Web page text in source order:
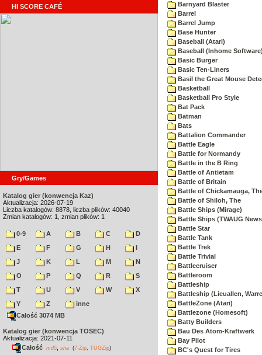
HI SCORE CAFÉ
Gry/Games
Katalog gier (konwencja Kaz)
Aktualizacja: 2026-07-19
Liczba katalogów: 8878, liczba plików: 40040
Zmian katalogów: 1, zmian plików: 1
0-9 A B C
D
E
F G H
I
J
K L M
N
O
P Q R
S
T
U V W
X
Y
Z
inne
Całość 3074 MB
Katalog gier (konwencja TOSEC)
Aktualizacja: 2021-07-11
Całość md5 sha (7-Zip TUGZip)
Barnyard Blaster
Barrel
Barrel Jump
Base Hunter
Baseball (Atari)
Baseball (Inhome
Basic Burger
Basic Ten-Liners
Basil the Great Mouse
Basketball
Basketball Pro Style
Bat Pack
Batman
Bats
Battalion Commander
Battle Eagle
Battle for Normandy
Battle in the B Ring
Battle of Antietam
Battle of Britain
Battle of Chickamauga,
Battle of Shiloh, The
Battle Ships (Mirage)
Battle Ships (TWAUG
Battle Star
Battle Tank
Battle Trek
Battle Trivial
Battlecruiser
Battleroom
Battleship
Battleship (Lieuallen,
BattleZone (Atari)
Battlezone (Homesoft)
Batty Builders
Bau Des Atom-Kraftwerk
Bay Pilot
BC's Quest for Tires